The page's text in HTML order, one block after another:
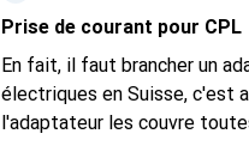
Prise de courant pour CPL
En fait, il faut brancher un
électriques en Suisse, c'est
l'adaptateur les couvre toutes en même temps. Existe-t-il des